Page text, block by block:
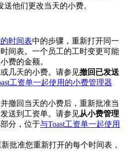
他们更改当天的小费。
时间表中的步骤，重新打开同一
间表。一个员工的工时变更可能
费的金额。
几天的小费。请参见撤回已发送
工资单一起使用的小费管理器
撤回当天的小费后，重新批准当
送到工资单。请参见从小费管理
部分，位于与Toast工资单一起使用
批准您重新打开的每个时间表，